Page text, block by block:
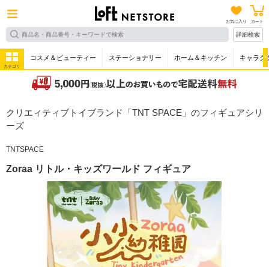
お気に入り カート
詳細検索
カテゴリ
コスメ＆ビューティー ステーショナリー ホーム＆キッチン キャラク
クリエィティブトイブランド「TNT SPACE」のフィギュアシリ
ーズ
TNTSPACE
Zoraa リトル・キッズワールド フィギュア